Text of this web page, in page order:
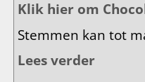
Klik hier om
Stemmen kan tot
Lees verder